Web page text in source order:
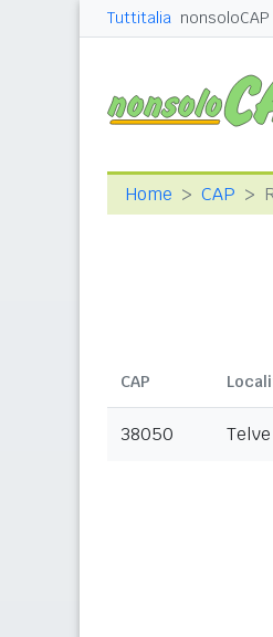
Tuttitalia nonsoloCAP
Home CAP
CAP
38050